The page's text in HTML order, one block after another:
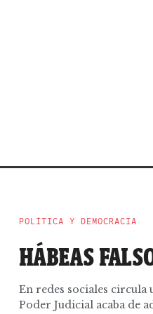
POLÍTICA Y DEMOCRACIA
HÁBEAS
En redes sociales circula
Poder Judicial acaba de